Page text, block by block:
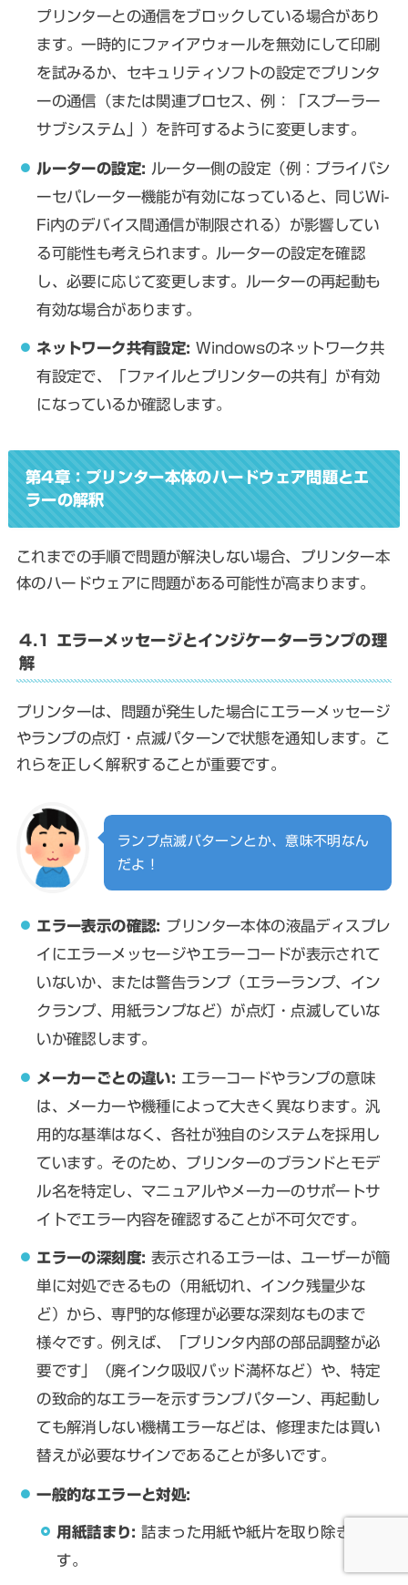
プリンターとの通信をブロックしている場合があり
ます。一時的にファイアウォールを無効にして印刷
を試みるか、セキュリティソフトの設定でプリンタ
ーの通信（または関連プロセス、例：「スプーラー
サブシステム」）を許可するように変更します。
ルーターの設定: ルーター側の設定（例：プライバシ
ーセパレーター機能が有効になっていると、同じWi-
Fi内のデバイス間通信が制限される）が影響してい
る可能性も考えられます。ルーターの設定を確認
し、必要に応じて変更します。ルーターの再起動も
有効な場合があります。
ネットワーク共有設定: Windowsのネットワーク共
有設定で、「ファイルとプリンターの共有」が有効
になっているか確認します。
第4章：プリンター本体のハードウェア問題とエ
ラーの解釈
これまでの手順で問題が解決しない場合、プリンター本
体のハードウェアに問題がある可能性が高まります。
4.1 エラーメッセージとインジケーターランプの理
解
プリンターは、問題が発生した場合にエラーメッセージ
やランプの点灯・点滅パターンで状態を通知します。こ
れらを正しく解釈することが重要です。
ランプ点滅パターンとか、意味不明なん
だよ！
エラー表示の確認: プリンター本体の液晶ディスプレ
イにエラーメッセージやエラーコードが表示されて
いないか、または警告ランプ（エラーランプ、イン
クランプ、用紙ランプなど）が点灯・点滅していな
いか確認します。
メーカーごとの違い: エラーコードやランプの意味
は、メーカーや機種によって大きく異なります。汎
用的な基準はなく、各社が独自のシステムを採用し
ています。そのため、プリンターのブランドとモデ
ル名を特定し、マニュアルやメーカーのサポートサ
イトでエラー内容を確認することが不可欠です。
エラーの深刻度: 表示されるエラーは、ユーザーが簡
単に対処できるもの（用紙切れ、インク残量少な
ど）から、専門的な修理が必要な深刻なものまで
様々です。例えば、「プリンタ内部の部品調整が必
要です」（廃インク吸収パッド満杯など）や、特定
の致命的なエラーを示すランプパターン、再起動し
ても解消しない機構エラーなどは、修理または買い
替えが必要なサインであることが多いです。
一般的なエラーと対処:
用紙詰まり: 詰まった用紙や紙片を取り除きま
す。